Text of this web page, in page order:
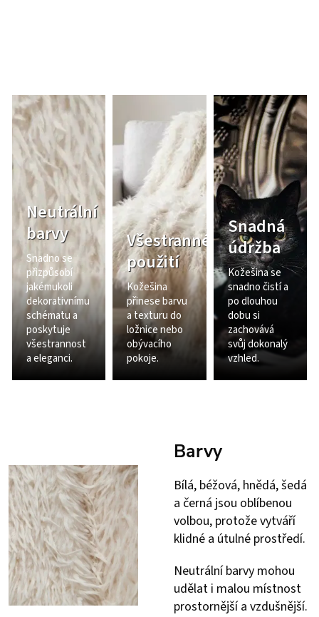
Neutrální
barvy
Snadno se
přizpůsobí
jakémukoli
dekorativnímu
schématu a
poskytuje
všestrannost
a eleganci.
Všestranné
použití
Kožešina
přinese barvu
a texturu do
ložnice nebo
obývacího
pokoje.
Snadná
údržba
Kožešina se
snadno čistí a
po dlouhou
dobu si
zachovává
svůj dokonalý
vzhled.
Barvy
Bílá, béžová, hnědá, šedá
a černá jsou oblíbenou
volbou, protože vytváří
klidné a útulné prostředí.
Neutrální barvy mohou
udělat i malou místnost
prostornější a vzdušnější.